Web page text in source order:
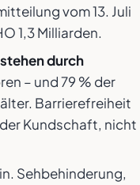
vom 13. Juli
1,3 Milliarden.
durch
– und 79 % der
Barrierefreiheit
Kundschaft, nicht
Sehbehinderung,